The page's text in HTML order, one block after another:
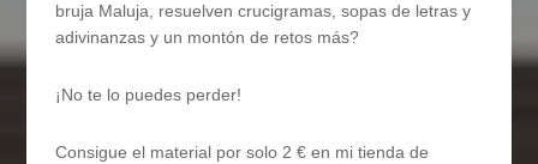
bruja Maluja, resuelven crucigramas, sopas de letras y
adivinanzas y un montón de retos más?
¡No te lo puedes perder!
Consigue el material por solo 2 € en mi tienda de